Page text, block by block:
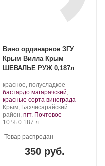
Вино ординарное ЗГУ
Крым Вилла Крым
ШЕВАЛЬЕ РУЖ 0,187л
Производитель:
Группа
компаний
«АВК».
красное, полусладкое.
Сорт
винограда:
бастардо магарачский,
красные сорта винограда.
Регион:
Крым, Бахчисарайский
район, пгт. Почтовое
Крепость
10 %. Объем
0.187 л
350 руб.
Товар распродан